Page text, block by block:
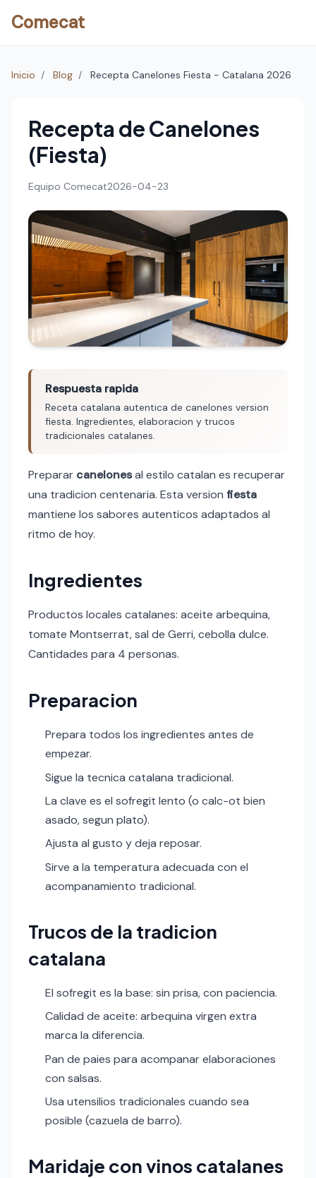
Comecat
Inicio / Blog / Recepta Canelones Fiesta - Catalana 2026
Recepta de Canelones
(Fiesta)
Equipo Comecat2026-04-23
Respuesta rapida
Receta catalana autentica de canelones version
fiesta. Ingredientes, elaboracion y trucos
tradicionales catalanes.
Preparar canelonesal estilo catalan es recuperar
una tradicion centenaria. Esta version fiesta
mantiene los sabores autenticos adaptados al
ritmo de hoy.
Ingredientes
Productos locales catalanes: aceite arbequina,
tomate Montserrat, sal de Gerri, cebolla dulce.
Cantidades para 4 personas.
Preparacion
Prepara todos los ingredientes antes de
empezar.
Sigue la tecnica catalana tradicional.
La clave es el sofregit lento (o calc-ot bien
asado, segun plato).
Ajusta al gusto y deja reposar.
Sirve a la temperatura adecuada con el
acompanamiento tradicional.
Trucos de la tradicion
catalana
El sofregit es la base: sin prisa, con paciencia.
Calidad de aceite: arbequina virgen extra
marca la diferencia.
Pan de paies para acompanar elaboraciones
con salsas.
Usa utensilios tradicionales cuando sea
posible (cazuela de barro).
Maridaje con vinos catalanes